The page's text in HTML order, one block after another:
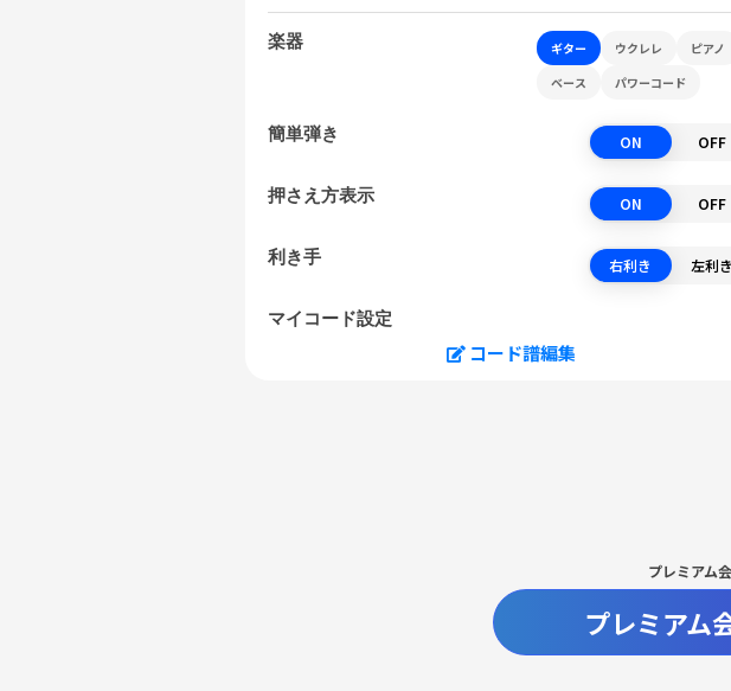
楽器 ギター ウクレレ
ピアノ
ベース
パワーコード
簡単弾き ON OFF
押さえ方表示 ON OFF
利き手 右利き 左利き
マイコード設定
コード譜編集
プレミアム
プレミアム